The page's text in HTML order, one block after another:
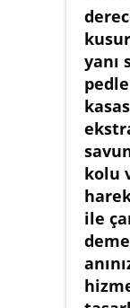
yanı
kolu
ile